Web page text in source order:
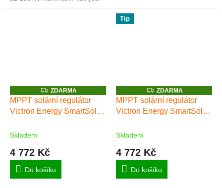
proud 70 A. Baterie 12/24/48V,
FV max 145/290Wp. Plná
záruka 5 let.
Z
D
A
R
ZDARMA
MPPT solární regulátor
Victron Energy SmartSolar
Skladem
4 772 Kč
Do košíku
Tip
Z
D
A
R
ZDARMA
MPPT solární regulátor
Victron Energy SmartSolar
Skladem
4 772 Kč
Do košíku